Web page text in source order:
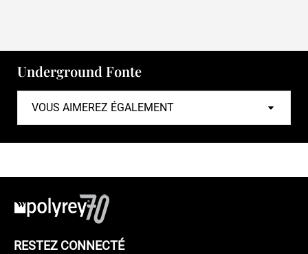
Underground Fonte
RESTEZ CONNECTÉ